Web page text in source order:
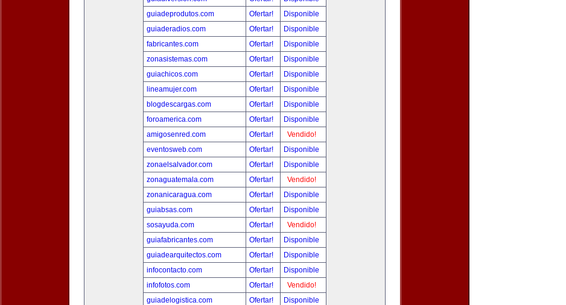
guiadeprodutos.com
Ofertar!
Disponible
guiaderadios.com
Ofertar!
Disponible
fabricantes.com
Ofertar!
Disponible
zonasistemas.com
Ofertar!
Disponible
guiachicos.com
Ofertar!
Disponible
lineamujer.com
Ofertar!
Disponible
blogdescargas.com
Ofertar!
Disponible
foroamerica.com
Ofertar!
Disponible
amigosenred.com
Ofertar!
Vendido!
eventosweb.com
Ofertar!
Disponible
zonaelsalvador.com
Ofertar!
Disponible
zonaguatemala.com
Ofertar!
Vendido!
zonanicaragua.com
Ofertar!
Disponible
guiabsas.com
Ofertar!
Disponible
sosayuda.com
Ofertar!
Vendido!
guiafabricantes.com
Ofertar!
Disponible
guiadearquitectos.com
Ofertar!
Disponible
infocontacto.com
Ofertar!
Disponible
infofotos.com
Ofertar!
Vendido!
guiadelogistica.com
Ofertar!
Disponible